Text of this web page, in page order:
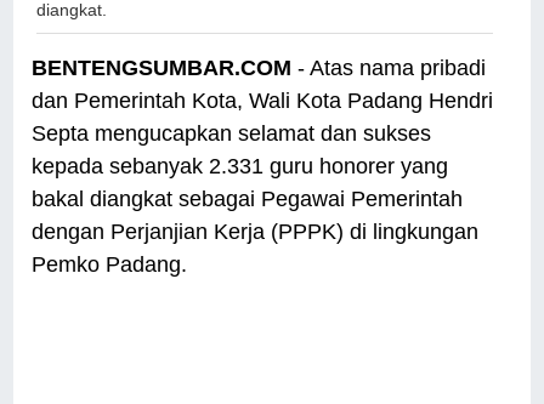
diangkat.
BENTENGSUMBAR.COM - Atas nama pribadi
dan Pemerintah Kota, Wali Kota Padang Hendri
Septa mengucapkan selamat dan sukses
kepada sebanyak 2.331 guru honorer yang
bakal diangkat sebagai Pegawai Pemerintah
dengan Perjanjian Kerja (PPPK) di lingkungan
Pemko Padang.